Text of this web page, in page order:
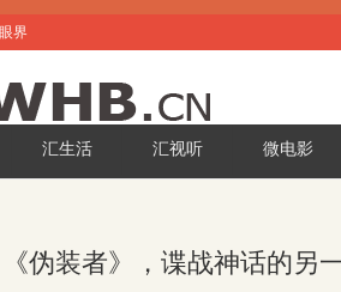
界
汇生活 汇视听 微电影
《伪装者》，谍战神话的另